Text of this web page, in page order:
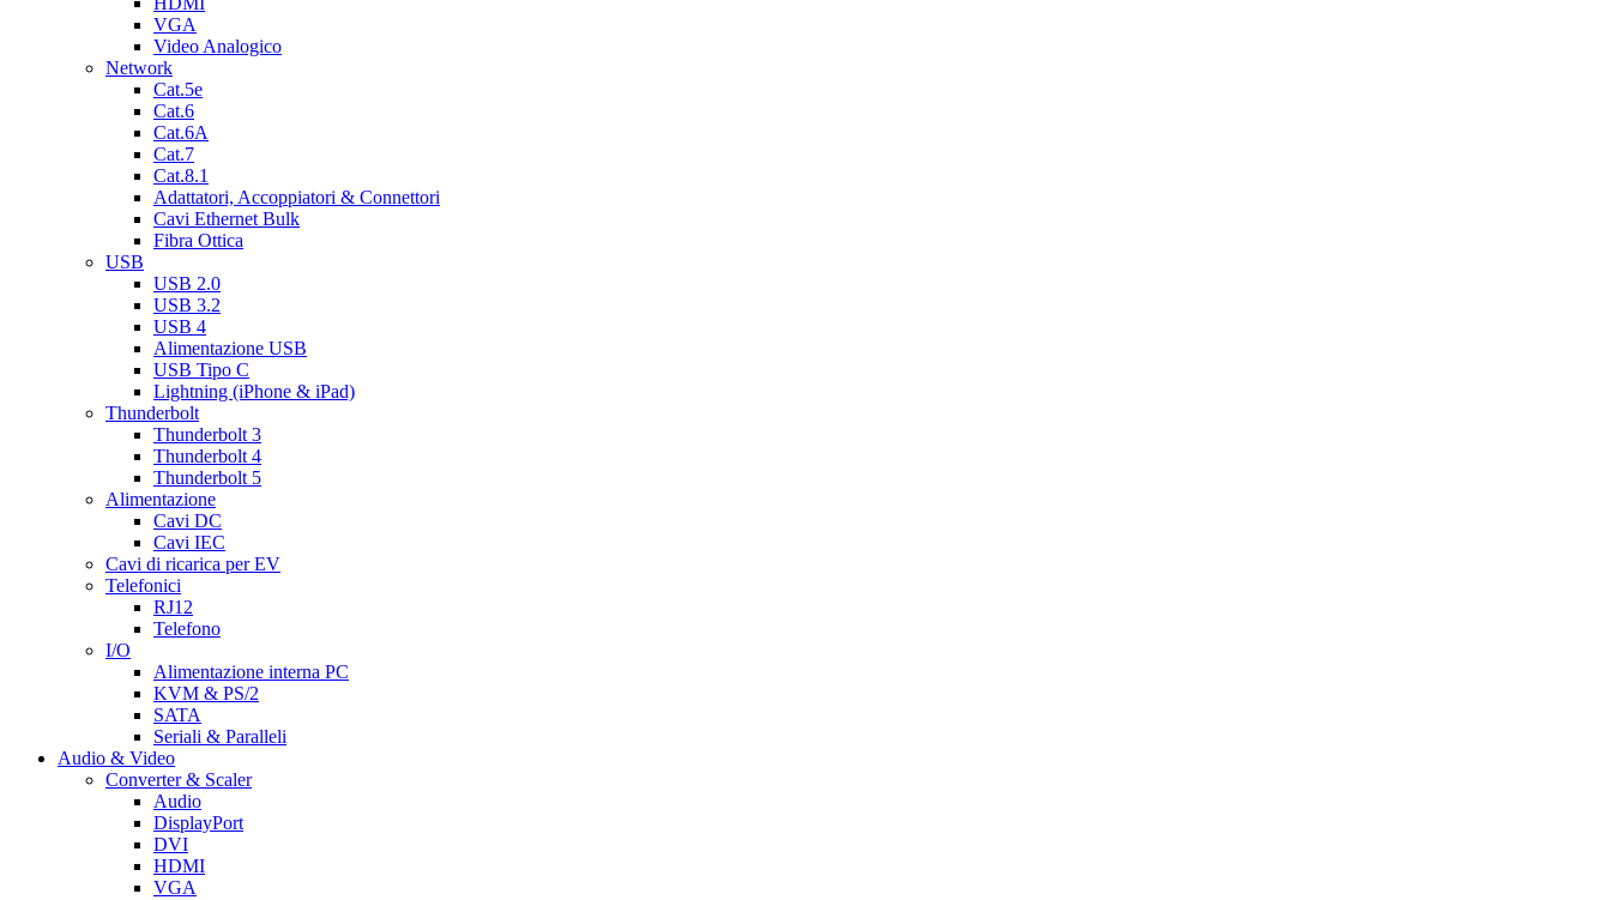
VGA
Video Analogico
Network
Cat.5e
Cat.6
Cat.6A
Cat.7
Cat.8.1
Adattatori, Accoppiatori & Connettori
Cavi Ethernet Bulk
Fibra Ottica
USB
USB 2.0
USB 3.2
USB 4
Alimentazione USB
USB Tipo C
Lightning (iPhone & iPad)
Thunderbolt
Thunderbolt 3
Thunderbolt 4
Thunderbolt 5
Alimentazione
Cavi DC
Cavi IEC
Cavi di ricarica per EV
Telefonici
RJ12
Telefono
I/O
Alimentazione interna PC
KVM & PS/2
SATA
Seriali & Paralleli
Audio & Video
Converter & Scaler
Audio
DisplayPort
DVI
HDMI
VGA